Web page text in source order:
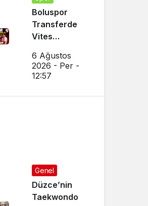
Boluspor
Transferde
Vites
6 Ağustos
2026 - Per -
12:57
Genel
Düzce’nin
Taekwondo